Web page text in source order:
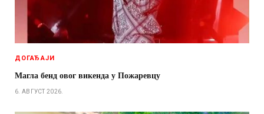
ДОГАЂАЈИ
Магла бенд овог викенда у Пожаревцу
6. АВГУСТ 2026.